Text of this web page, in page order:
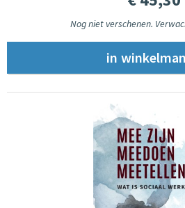
Nog niet verschenen.